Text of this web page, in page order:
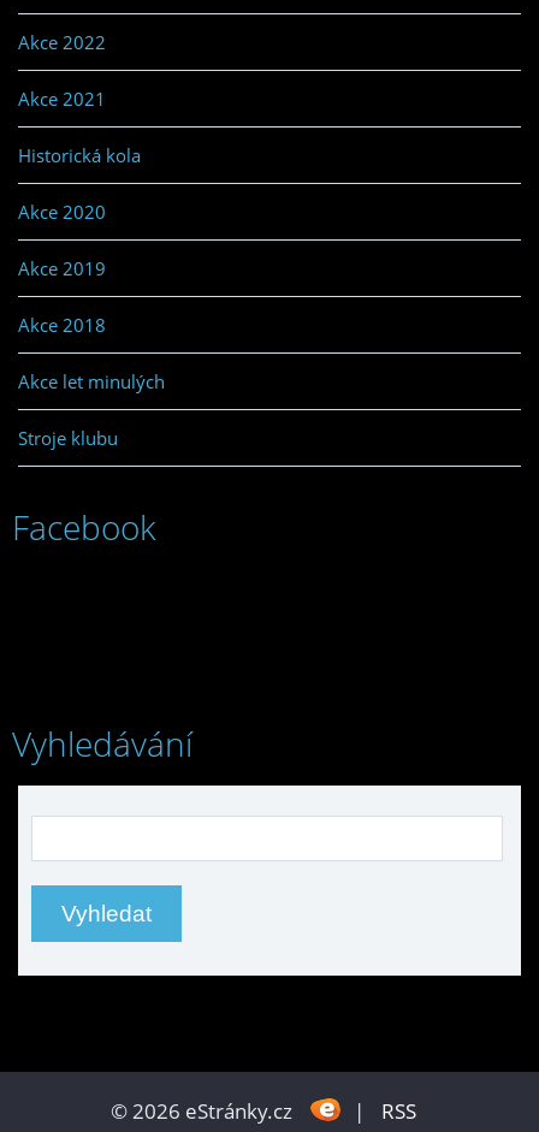
Akce 2022
Akce 2021
Historická kola
Akce 2020
Akce 2019
Akce 2018
Akce let minulých
Stroje klubu
Facebook
Vyhledávání
© 2026 eStránky.cz | RSS